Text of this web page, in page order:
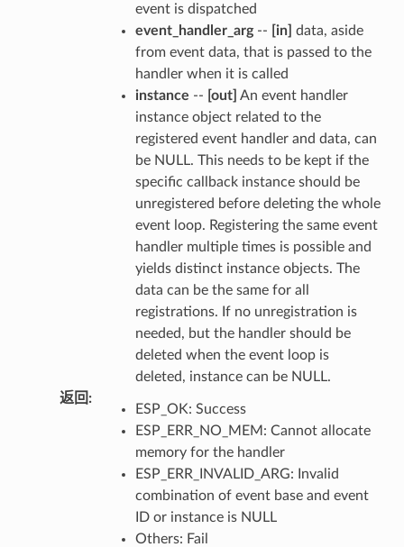
event is dispatched
event_handler_arg-- [in] data, aside
from event data, that is passed to the
handler when it is called
instance -- [out] An event handler
instance object related to the
registered event handler and data, can
be NULL. This needs to be kept if the
specific callback instance should be
unregistered before deleting the whole
event loop. Registering the same event
handler multiple times is possible and
yields distinct instance objects. The
data can be the same for all
registrations. If no unregistration is
needed, but the handler should be
deleted when the event loop is
deleted, instance can be NULL.
返回 :
ESP_OK: Success
ESP_ERR_NO_MEM: Cannot allocate
memory for the handler
ESP_ERR_INVALID_ARG: Invalid
combination of event base and event
ID or instance is NULL
Others: Fail